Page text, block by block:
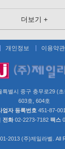
더보기 +
개인정보 이용약관
특별시 중구 충무로29 (
603호, 604호
업자 등록번호 451-87-
전화02-2273-7182 팩스
2013 (주)제일라벨. All